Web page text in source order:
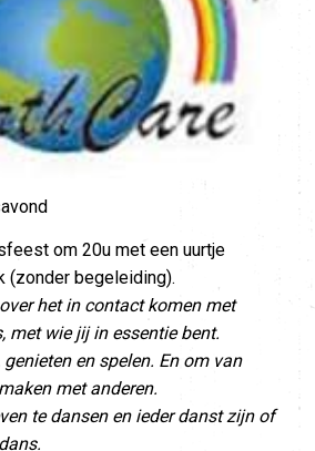
om 20u met een uurtje
(zonder begeleiding).
het in contact komen met
met wie jij in essentie bent.
en spelen. En om van
met anderen.
te dansen en ieder danst zijn of